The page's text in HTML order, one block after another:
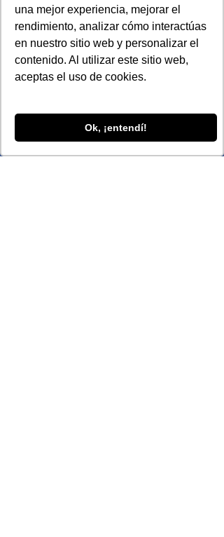
una mejor experiencia, mejorar el
rendimiento, analizar cómo interactúas
en nuestro sitio web y personalizar el
contenido. Al utilizar este sitio web,
aceptas el uso de cookies.
Ok, ¡entendí!